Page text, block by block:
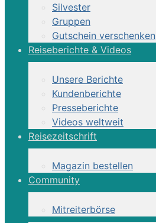
Silvester
Gruppen
Gutschein verschenken
Reiseberichte & Videos
Unsere Berichte
Kundenberichte
Presseberichte
Videos weltweit
Reisezeitschrift
Magazin bestellen
Community
Mitreiterbörse